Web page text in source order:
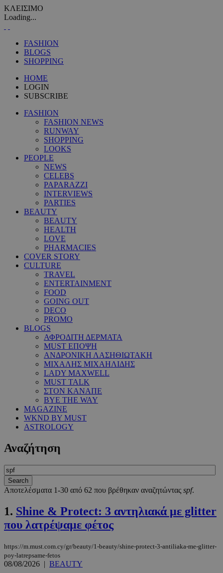
ΚΛΕΙΣΙΜΟ
Loading...
FASHION
BLOGS
SHOPPING
HOME
LOGIN
SUBSCRIBE
FASHION
FASHION NEWS
RUNWAY
SHOPPING
LOOKS
PEOPLE
NEWS
CELEBS
PAPARAZZI
INTERVIEWS
PARTIES
BEAUTY
BEAUTY
HEALTH
LOVE
PHARMACIES
COVER STORY
CULTURE
TRAVEL
ENTERTAINMENT
FOOD
GOING OUT
DECO
PROMO
BLOGS
ΑΦΡΟΔΙΤΗ ΔΕΡΜΑΤΑ
MUST ΕΠΟΨΗ
ΑΝΔΡΟΝΙΚΗ ΛΑΣΗΘΙΩΤΑΚΗ
ΜΙΧΑΛΗΣ ΜΙΧΑΗΛΙΔΗΣ
LADY MAXWELL
MUST TALK
ΣΤΟΝ ΚΑΝΑΠΕ
BYE THE WAY
MAGAZINE
WKND BY MUST
ASTROLOGY
Αναζήτηση
Αποτελέσματα 1-30 από 62 που βρέθηκαν αναζητώντας spf.
1. Shine & Protect: 3 αντηλιακά με glitter
που λατρέψαμε φέτος
https://m.must.com.cy/gr/beauty/1-beauty/shine-protect-3-antiliaka-me-glitter-
poy-latrepsame-fetos
08/08/2026 | BEAUTY